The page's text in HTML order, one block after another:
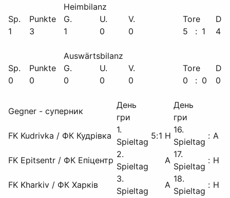
Heimbilanz
Sp.
Punkte G. U. V. Tore
1
3 1 0 0 5 : 1 4
Auswärtsbilanz
Sp.
Punkte G. U. V. Tore
0
0 0 0 0 0 : 0 0
Gegner - суперник
День
гри
День
гри
FK Kudrivka / ФК Кудрівка
1.
Spieltag
5:1 H
16.
Spieltag
: A
FK Epitsentr / ФК Епіцентр
2.
Spieltag
A
17.
Spieltag
: H
FK Kharkiv / ФК Харків
3.
Spieltag
A
18.
Spieltag
: H